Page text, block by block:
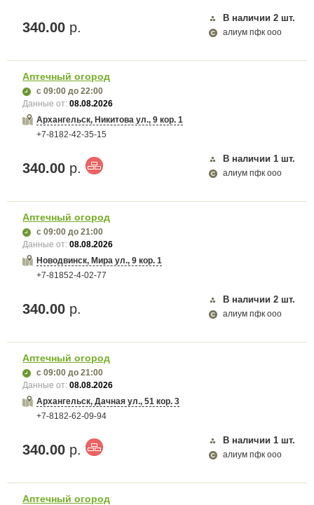
340.00 р.
В наличии 2 шт.
алиум пфк ооо
Аптечный огород
с 09:00 до 22:00
Данные от:08.08.2026
Архангельск, Никитова ул., 9 кор. 1
+7-8182-42-35-15
340.00 р.
В наличии 1 шт.
алиум пфк ооо
Аптечный огород
с 09:00 до 21:00
Данные от:08.08.2026
Новодвинск, Мира ул., 9 кор. 1
+7-81852-4-02-77
340.00 р.
В наличии 2 шт.
алиум пфк ооо
Аптечный огород
с 09:00 до 21:00
Данные от:08.08.2026
Архангельск, Дачная ул., 51 кор. 3
+7-8182-62-09-94
340.00 р.
В наличии 1 шт.
алиум пфк ооо
Аптечный огород